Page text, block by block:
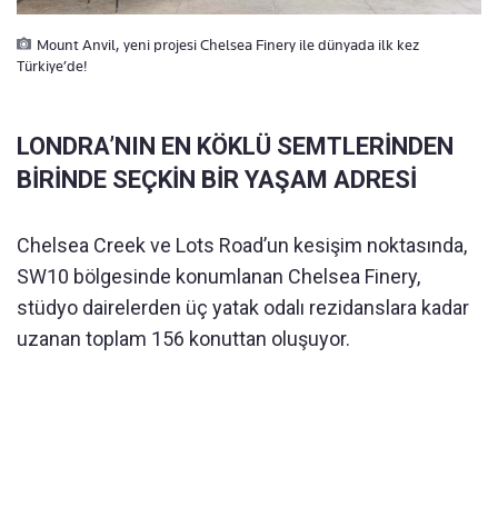
Mount Anvil, yeni projesi Chelsea Finery ile dünyada ilk kez
Türkiye’de!
LONDRA’NIN EN KÖKLÜ SEMTLERİNDEN
BİRİNDE SEÇKİN BİR YAŞAM ADRESİ
Chelsea Creek ve Lots Road’un kesişim noktasında,
SW10 bölgesinde konumlanan Chelsea Finery,
stüdyo dairelerden üç yatak odalı rezidanslara kadar
uzanan toplam 156 konuttan oluşuyor.